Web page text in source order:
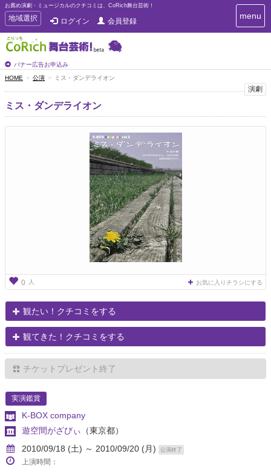
お薦め演劇・ミュージカルのクチコミは、CoRich舞台芸術！
T
o
g
g
e
n
a
v
i
地域選択 ログイン 会員登録
バナー広告お申込み
T
o
i
menu
HOME 公演 ミス・ダンデライオン
演劇
ミス・ダンデライオン
0 人 お気に入りチラシにする
観たい！クチコミをする
観てきた！クチコミをする
チケットプレゼント終了
実演鑑賞
K-BOX company
遊空間がざびぃ （東京都）
2010/09/18 (土) ～ 2010/09/20 (月)
公演終了
上演時間：